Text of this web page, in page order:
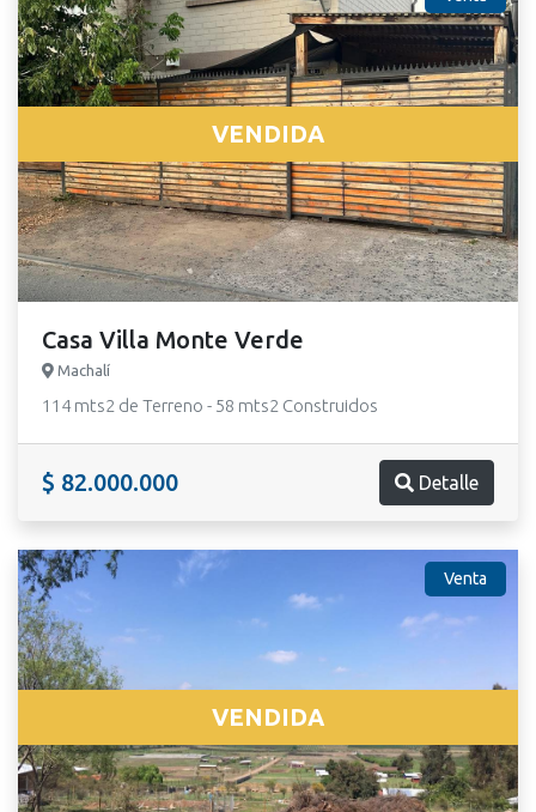
VENDIDA
Casa Villa Monte Verde
Machalí
114 mts2 de Terreno - 58 mts2 Construidos
$ 82.000.000 Detalle
Venta
VENDIDA